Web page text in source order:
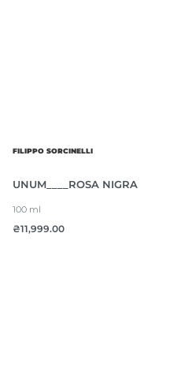
FILIPPO SORCINELLI
UNUM____ROSA NIGRA
100 ml
₴11,999.00